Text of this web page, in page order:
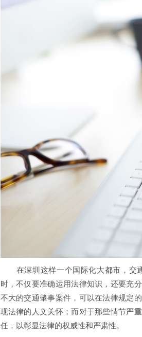
在深圳这样一个国际化大都市，交
时，不仅要准确运用法律知识，还要充
不大的交通肇事案件，可以在法律规定
现法律的人文关怀；而对于那些情节严
任，以彰显法律的权威性和严肃性。